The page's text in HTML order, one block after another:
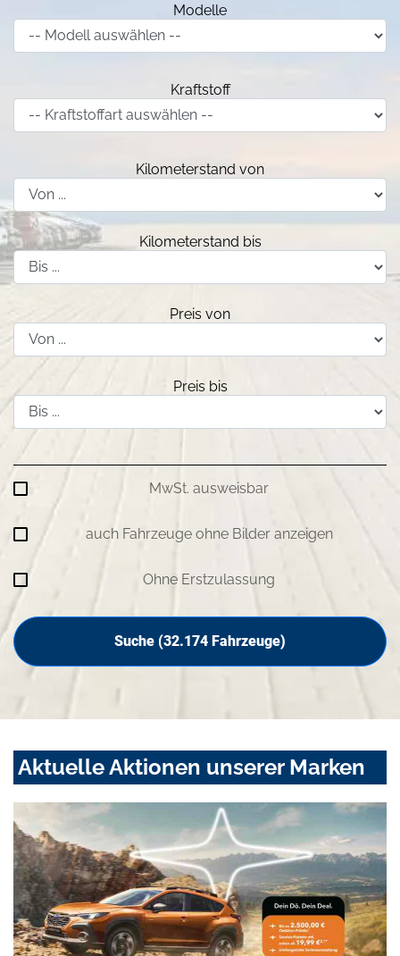
Modelle
Kraftstoff
Kilometerstand von
Kilometerstand bis
Preis von
Preis bis
MwSt. ausweisbar
auch Fahrzeuge ohne Bilder anzeigen
Ohne Erstzulassung
Suche (32.174 Fahrzeuge)
Aktuelle Aktionen unserer Marken